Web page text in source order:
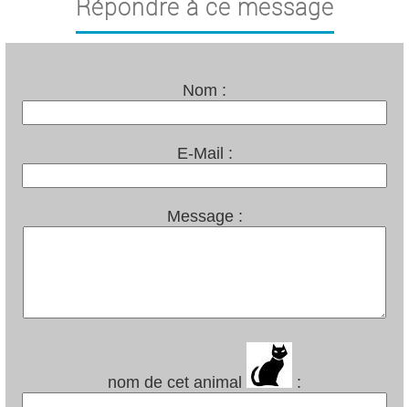
Répondre à ce message
Nom :
E-Mail :
Message :
nom de cet animal :